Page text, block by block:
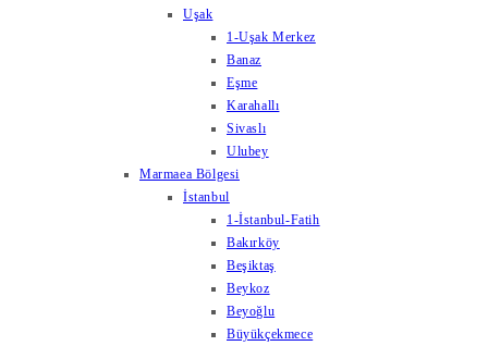
Uşak
1-Uşak Merkez
Banaz
Eşme
Karahallı
Sivaslı
Ulubey
Marmaea Bölgesi
İstanbul
1-İstanbul-Fatih
Bakırköy
Beşiktaş
Beykoz
Beyoğlu
Büyükçekmece